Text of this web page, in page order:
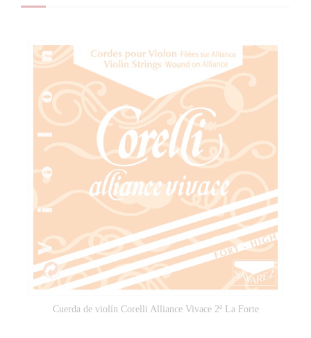
Cuerda de violín Corelli Alliance Vivace 2ª La Forte